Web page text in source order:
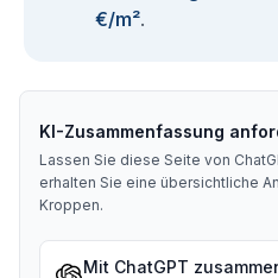
€/m².
KI-Zusammenfassung
Lassen Sie diese Seite von
erhalten Sie eine übersichtliche
Kroppen.
Mit ChatGPT